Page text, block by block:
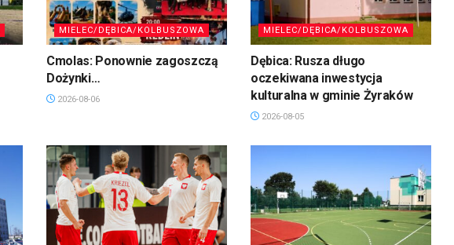
MIELEC/DĘBICA/KOLBUSZOWA
Cmolas: Ponownie zagoszczą
Dożynki…
2026-08-06
MIELEC/DĘBICA/KOLBUSZOWA
Dębica: Rusza długo
oczekiwana inwestycja
kulturalna w gminie Żyraków
2026-08-05